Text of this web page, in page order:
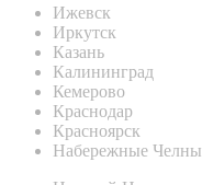
Ижевск
Иркутск
Казань
Калининград
Кемерово
Краснодар
Красноярск
Набережные Челны